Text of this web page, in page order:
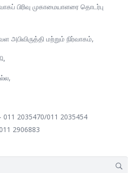
பிரிவு முகாமையாளரை தொடர்பு
அபிவிருத்தி மற்றும் நிர்வாகம்,
2035470/011 2035454
2906883